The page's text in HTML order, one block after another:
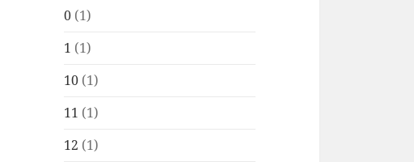
0 (1)
1 (1)
10 (1)
11 (1)
12 (1)